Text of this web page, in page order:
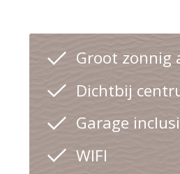
Groot zonnig
Dichtbij
Garage
WIFI